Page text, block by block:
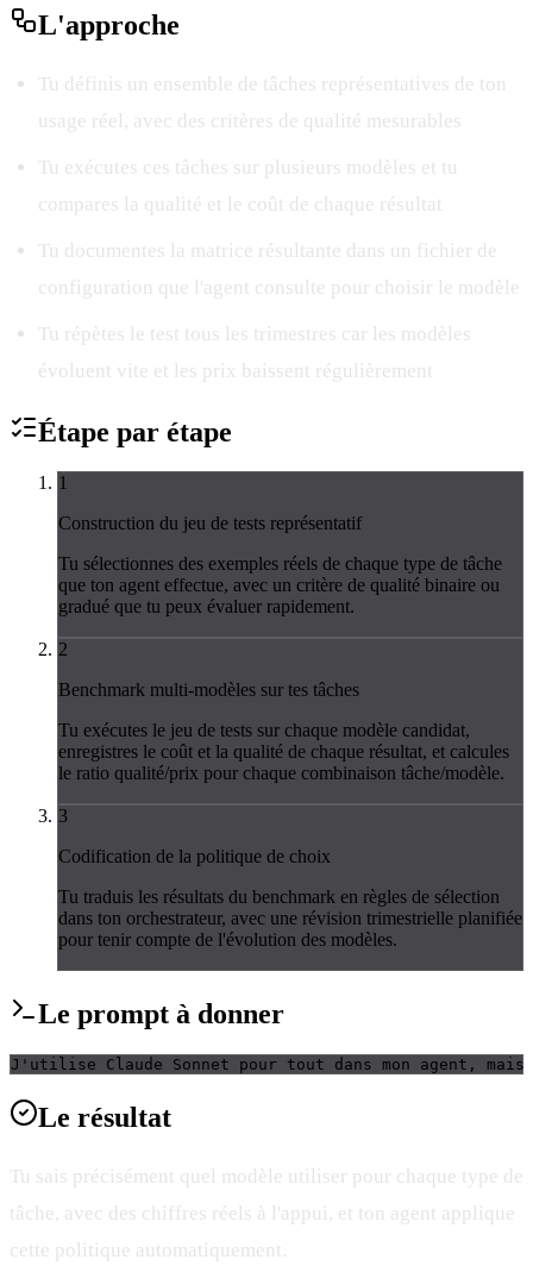
L'approche
Tu définis un ensemble de tâches représentatives de ton
usage réel, avec des critères de qualité mesurables
Tu exécutes ces tâches sur plusieurs modèles et tu
compares la qualité et le coût de chaque résultat
Tu documentes la matrice résultante dans un fichier de
configuration que l'agent consulte pour choisir le modèle
Tu répètes le test tous les trimestres car les modèles
évoluent vite et les prix baissent régulièrement
Étape par étape
1
Construction du jeu de tests représentatif
Tu sélectionnes des exemples réels de chaque type de tâche
que ton agent effectue, avec un critère de qualité binaire ou
gradué que tu peux évaluer rapidement.
2
Benchmark multi-modèles sur tes tâches
Tu exécutes le jeu de tests sur chaque modèle candidat,
enregistres le coût et la qualité de chaque résultat, et calcules
le ratio qualité/prix pour chaque combinaison tâche/modèle.
3
Codification de la politique de choix
Tu traduis les résultats du benchmark en règles de sélection
dans ton orchestrateur, avec une révision trimestrielle planifiée
pour tenir compte de l'évolution des modèles.
Le prompt à donner
J'utilise Claude Sonnet pour tout dans mon agent,
Le résultat
Tu sais précisément quel modèle utiliser pour chaque type de
tâche, avec des chiffres réels à l'appui, et ton agent applique
cette politique automatiquement.